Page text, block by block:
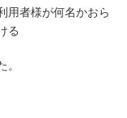
用者様が何名かおら
る